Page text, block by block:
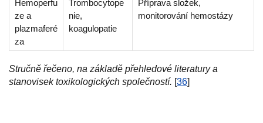
Hemoperfu
ze a
plazmaferé
za
Trombocytope
nie,
koagulopatie
Příprava složek,
monitorování hemostázy
Stručně řečeno, na základě přehledové literatury a
stanovisek toxikologických společností. [36]